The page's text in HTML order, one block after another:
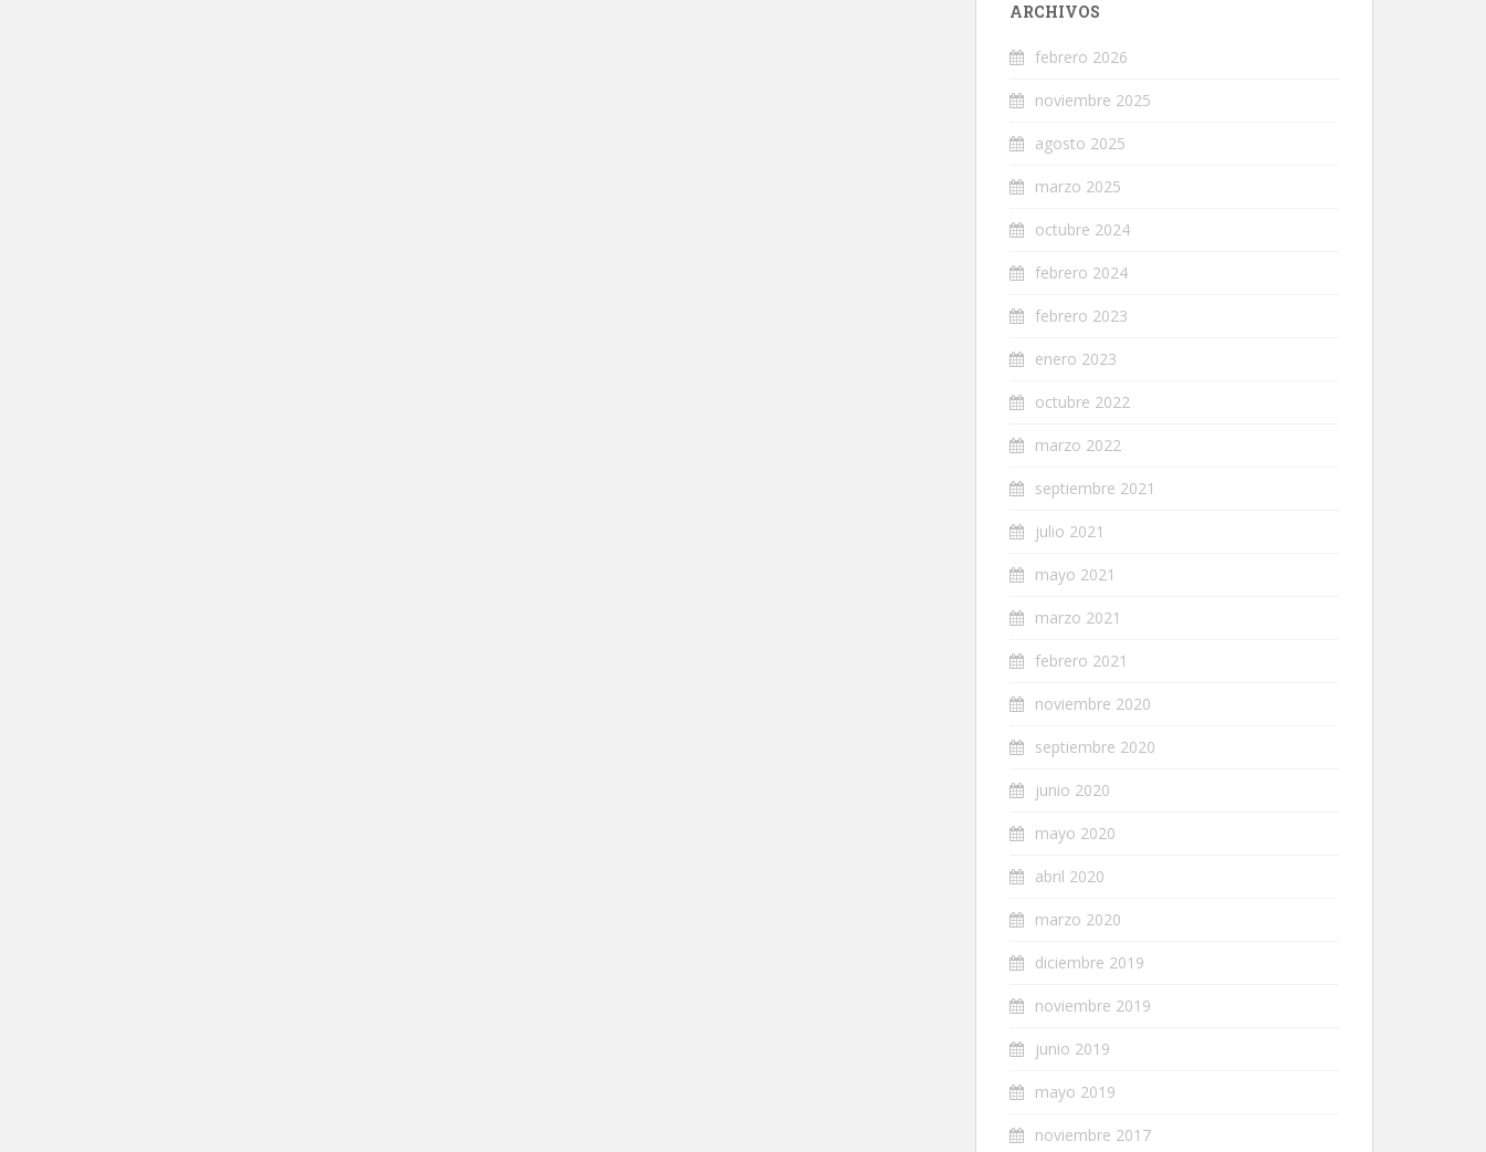
ARCHIVOS
febrero 2026
noviembre 2025
agosto 2025
marzo 2025
octubre 2024
febrero 2024
febrero 2023
enero 2023
octubre 2022
marzo 2022
septiembre 2021
julio 2021
mayo 2021
marzo 2021
febrero 2021
noviembre 2020
septiembre 2020
junio 2020
mayo 2020
abril 2020
marzo 2020
diciembre 2019
noviembre 2019
junio 2019
mayo 2019
noviembre 2017